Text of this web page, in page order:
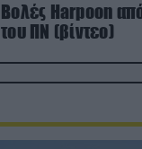
Βολές Harpoon
του ΠΝ (βίντεο)